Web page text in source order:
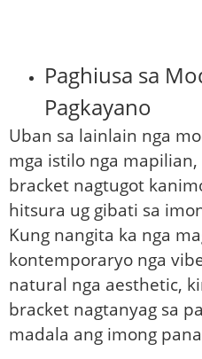
Paghiusa sa
Pagkayano
Uban sa lainlain nga
mga istilo nga
bracket nagtugot
hitsura ug gibati sa
Kung nangita ka nga
kontemporaryo nga
natural nga aesthetic,
bracket nagtanyag sa
madala ang imong